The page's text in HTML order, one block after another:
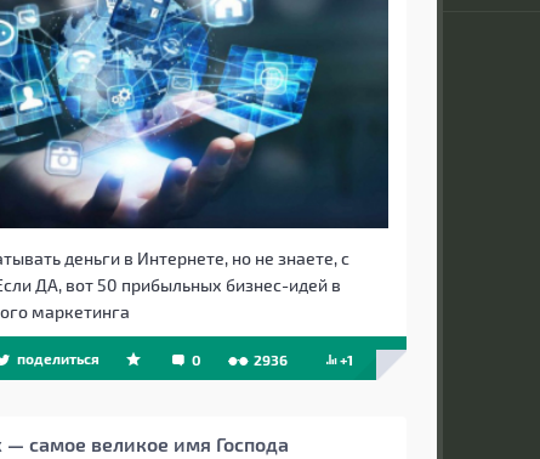
деньги в Интернете, но не знаете, с
ДА, вот 50 прибыльных бизнес-идей в
маркетинга
поделиться 0 +1
2936
— самое великое имя Господа